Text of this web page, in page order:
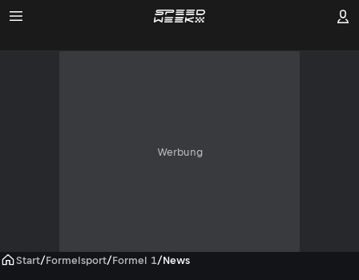
Werbung
Start/Formelsport/Formel 1/News